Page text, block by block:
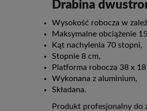
Drabina
Wysokość robocza w
Maksymalne obciążenie
Kąt nachylenia 70 stopni,
Stopnie 8 cm,
Platforma robocza 38 x 18
Wykonana z aluminium,
Składana.
Produkt profesjonalny do